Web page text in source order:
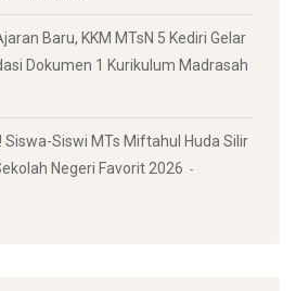
Baru, KKM MTsN 5 Kediri Gelar
Dokumen 1 Kurikulum Madrasah
Siswa-Siswi MTs Miftahul Huda Silir
Negeri Favorit 2026